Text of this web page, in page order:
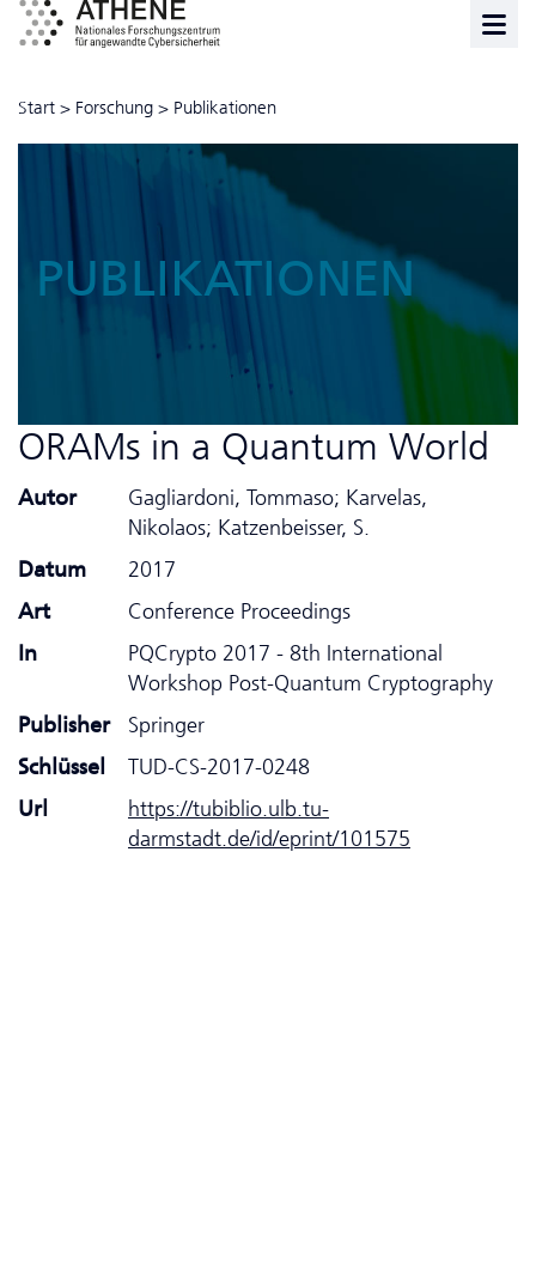
Start > Forschung > Publikationen
PUBLIKATIONEN
ORAMs in a Quantum World
Autor
Gagliardoni, Tommaso; Karvelas,
Nikolaos; Katzenbeisser, S.
Datum
2017
Art
Conference Proceedings
In
PQCrypto 2017 - 8th International
Workshop Post-Quantum Cryptography
Publisher
Springer
Schlüssel
TUD-CS-2017-0248
Url
https://tubiblio.ulb.tu-
darmstadt.de/id/eprint/101575